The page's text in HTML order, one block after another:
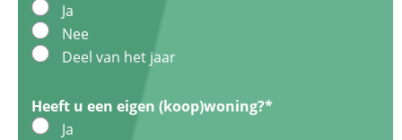
Ja
Nee
Deel van het jaar
Heeft u een eigen (koop)woning?*
Ja